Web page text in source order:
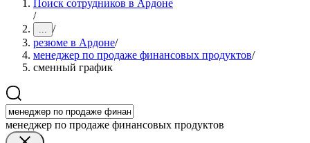
Поиск сотрудников в Ардоне
/
... /
резюме в Ардоне/
менеджер по продаже финансовых продуктов/
сменный график
менеджер по продаже финансовых продуктов